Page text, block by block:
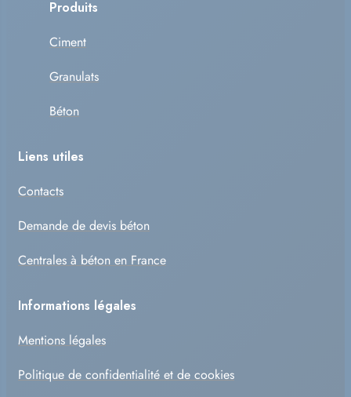
Produits
Ciment
Granulats
Béton
Liens utiles
Contacts
Demande de devis béton
Centrales à béton en France
Informations légales
Mentions légales
Politique de confidentialité et de cookies